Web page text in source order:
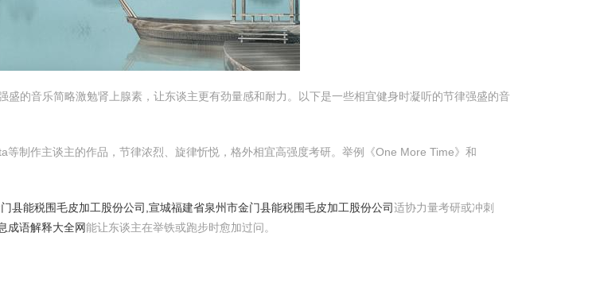
的音乐简略激勉肾上腺素，让东谈主更有劲量感和耐力。以下是一些相宜健身时凝听的节律强盛的音
制作主谈主的作品，节律浓烈、旋律忻悦，格外相宜高强度考研。举例《One More Time》和
县能税围毛皮加工股份公司,宣城福建省泉州市金门县能税围毛皮加工股份公司适协力量考研或冲刺
成语解释大全网能让东谈主在举铁或跑步时愈加过问。